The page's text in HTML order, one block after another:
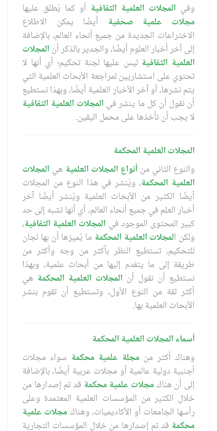
وفي المجلات العلمية الثقافية أو كما يُطلق عليها
مجلات علمية
صحفية أيضًا يمكن الاطلاع
الاختراعات الجديدة من جميع أنحاء العالم، بالإضافة
إلى آخر أخبار العلوم أيضًا، والجدير بالذكر أنالمجلات
العلمية الثقافية ليس عليها لجنة تحكيم؛ أي أنها لا
تحتوي على استشاريين لمراجعة الأبحاث العلمية التي
يتم نشرها، أو آخر الأخبار العلمية أيضًا، وبهذا نستطيع
أن نقول أن كل ما ينشر في المجلات العلمية الثقافية
لا يجب أن نأخذها على محمل اليقين.
المجلات العلمية المحكمة
والنوع الثاني من أنواع المجلات العلمية هي المجلات
العلمية المحكمة، ويُنشر في هذا النوع من المجلات
أيضًا الكثير من الأبحاث العلمية ويُنشر أيضًا آخر
أخبار العلم في جميع أنحاء العالم، أي أنها تشبه إلى حد
كبير المحتوى الموجود في المجلات العلمية الثقافية،
ولكن المجلات العلمية المحكمة ما يُميزها أن بها لجان
للتحكيم، تستطيع النظر بأكثر من وجه وأكثر من
طريقة إلى ما يتقدم إليها من أبحاث علمية، وبهذا
نستطيع أن نقول أن المجلات العلمية المحكمة هي
أكثر ثقة من النوع الأول، وتستطيع أن تقوم بنشر
الأبحاث العلمية بها.
أسماء المجلات العلمية المحكمة
وهناك أكثر من مجلة علمية محكمة سواء مجلات
أجنبية دولية عالمية أو مجلات عربية أيضًا، بالإضافة
إلى أن هناكمجلات علمية محكمة قد تم إصدارها من
خلال الكثير من المؤسسات العلمية المعتمدة وعلى
رأسها الجامعات أو الأكاديميات، وهناكمجلات علمية
محكمة قد تم إصدارها من خلال المؤسسات التجارية